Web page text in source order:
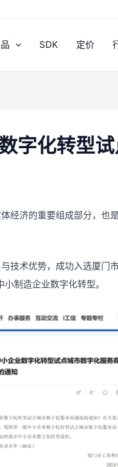
SDK 定价
字化转型
经济的重要组成部分，也
技术优势，成功入选厦门
制造企业数字化转型。